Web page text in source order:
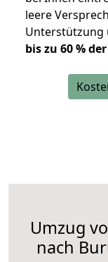
leere
Unterstützung
bis zu 60 %
Umzug
nach